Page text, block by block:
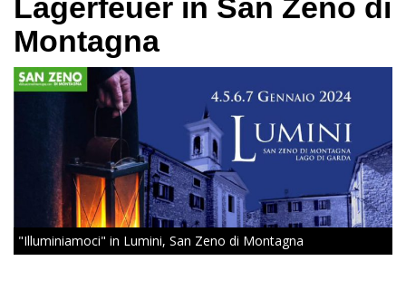
Lagerfeuer in San Zeno di
Montagna
"Illuminiamoci" in Lumini, San Zeno di Montagna